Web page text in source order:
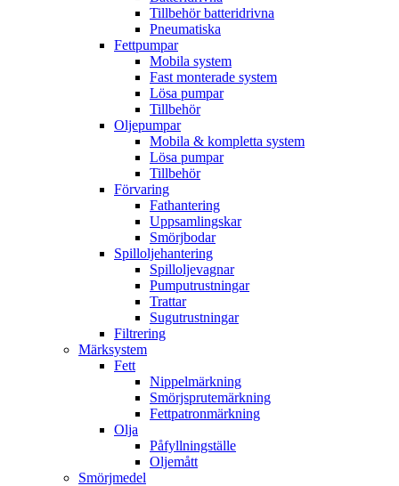
Tillbehör batteridrivna
Pneumatiska
Fettpumpar
Mobila system
Fast monterade system
Lösa pumpar
Tillbehör
Oljepumpar
Mobila & kompletta system
Lösa pumpar
Tillbehör
Förvaring
Fathantering
Uppsamlingskar
Smörjbodar
Spilloljehantering
Spilloljevagnar
Pumputrustningar
Trattar
Sugutrustningar
Filtrering
Märksystem
Fett
Nippelmärkning
Smörjsprutemärkning
Fettpatronmärkning
Olja
Påfyllningställe
Oljemått
Smörjmedel